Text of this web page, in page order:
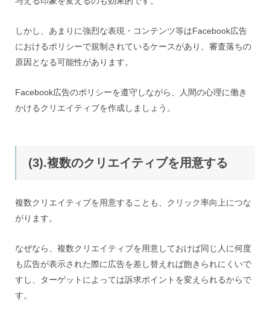
しかし、あまりに強烈な表現・コンテンツ等はFacebook広告
におけるポリシーで規制されているケースがあり、審査落ちの
原因となる可能性があります。
Facebook広告のポリシーを遵守しながら、人間の心理に働き
かけるクリエイティブを作成しましょう。
(3).複数のクリエイティブを用意する
複数クリエイティブを用意することも、クリック率向上につな
がります。
なぜなら、複数クリエイティブを用意しておけば同じ人に何度
も広告が表示された際に広告を差し替えれば飽きられにくいで
すし、ターゲットによっては訴求ポイントを変えられるからで
す。